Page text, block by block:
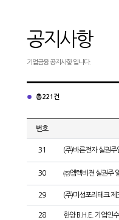
공지사항
기업금융 공지사항 입니다.
총 221건
번호
31 (주)바른전자 실권주
30 ㈜엠텍비젼 실권주
29 (주)미성포리테크
28 한양 B.H.E. 기업인